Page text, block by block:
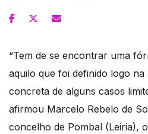
“Tem de se encontrar uma
aquilo que foi definido logo
concreta de alguns casos
afirmou Marcelo Rebelo de
concelho de Pombal (Leiria),